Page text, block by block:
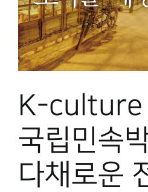
K-culture
국립민속
다채로운